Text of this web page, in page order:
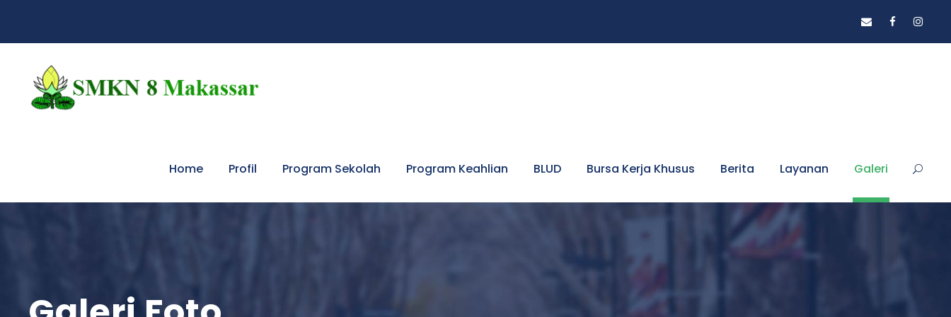
Home Profil Program Sekolah Program Keahlian BLUD Bursa Kerja Khusus Berita Layanan Galeri